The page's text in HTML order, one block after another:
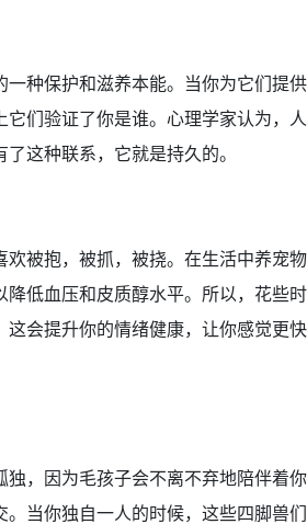
一种保护和滋养本能。当你为它们提
它们验证了你是谁。心理学家认为，
这种联系，它就是持久的。
欢被抱，被抓，被挠。在生活中养宠
降低血压和皮质醇水平。所以，花些
这会提升你的情绪健康，让你感觉更
独，因为毛孩子会不离不弃地陪伴着
当你独自一人的时候，这些四脚兽